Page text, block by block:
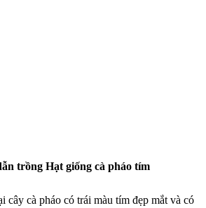
trồng Hạt giống cà pháo tím
cây cà pháo có trái màu tím đẹp mắt và có